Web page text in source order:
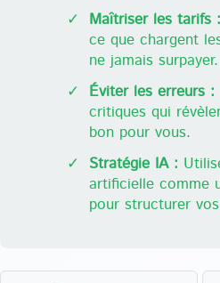
✓ Maîtriser les tarifs :
ce que chargent
ne jamais surpayer.
✓ Éviter les erreurs :
critiques qui
bon pour vous.
✓ Stratégie IA :
artificielle comme
pour structurer